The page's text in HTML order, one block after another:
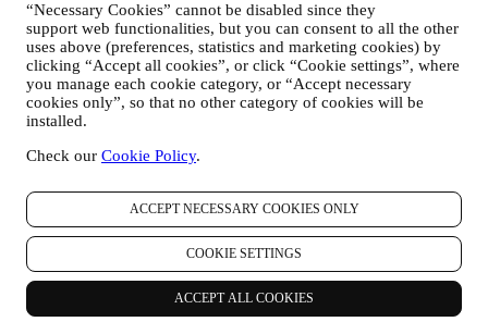
“Necessary Cookies” cannot be disabled since they
support web functionalities, but you can consent to all the other
uses above (preferences, statistics and marketing cookies) by
clicking “Accept all cookies”, or click “Cookie settings”, where
you manage each cookie category, or “Accept necessary
cookies only”, so that no other category of cookies will be
installed.
Check our Cookie Policy.
ACCEPT NECESSARY COOKIES ONLY
COOKIE SETTINGS
ACCEPT ALL COOKIES
Creuset-nieuwsbrief te ontvangen, sturen wij u speciale,
gepersonaliseerde inhoud en informeren wij u wanneer er nieuwe
producten worden gelanceerd, wanneer er exclusieve aanbiedingen,
showcooking- of komende evenementen zijn, of wanneer er speciale
promoties voor u zijn.
Afmelden:
U kunt het ontvangen van onze marketingcommunicatie op elk
moment kosteloos stopzetten via de methoden die bij de
communicatie worden weergegeven (bijvoorbeeld om u af te
melden voor de nieuwsbrief kunt u klikken op de afmeldlink
onderaan elke e-mail). Als u een van onze marketingactiviteiten wilt
stopzetten, kunt u in ieder geval een e-mail sturen naar:
privacy@lecreuset.com
. Uw afmelding zal zo snel mogelijk worden
verwerkt, maar in sommige omstandigheden kunt u nog enkele
berichten ontvangen totdat de afmelding volledig is verwerkt.
Uw gegevens zijn onder uw controle